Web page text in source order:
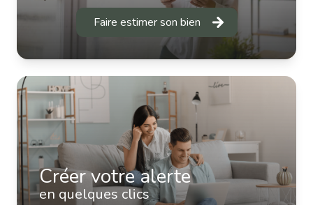
Faire estimer son bien
Créer votre alerte
en quelques clics